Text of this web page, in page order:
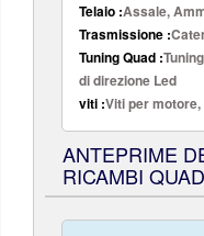
Telaio :Assale,
Trasmissione :
Tuning Quad :
di direzione Led
viti :Viti per
ANTEPRIME
RICAMBI